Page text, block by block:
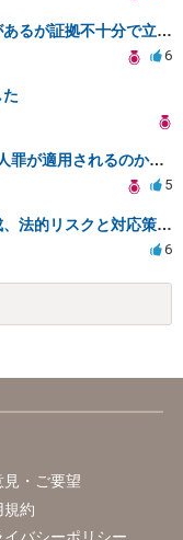
不正アクセス被害での犯人の自白があるが証拠不十分で立件不能。損害賠償請求可能か。
6
"ネット犯罪による自殺の場合、殺人罪が適用されるのか？事例はあるか？"
5
未成年によるディープフェイク作成、法的リスクと対応策は？
6
見・ご要望
規約